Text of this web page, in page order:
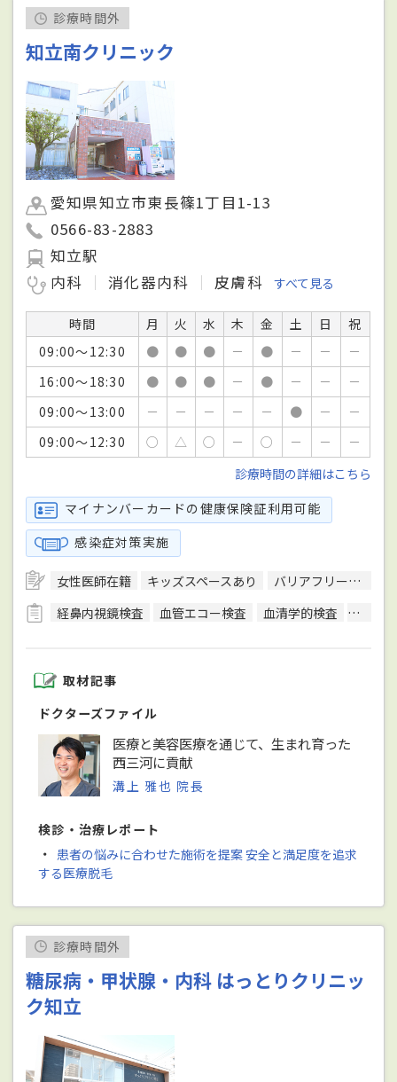
診療時間外
知立南クリニック
愛知県知立市東長篠1丁目1-13
0566-83-2883
知立駅
内科
消化器内科 皮膚科 すべて見る
時間 月 火 水 木 金 土 日
祝
09:00～12:30
● ● ● － ● － －
－
16:00～18:30
● ● ● － ● － －
－
09:00～13:00
－ － － － － ● －
－
09:00～12:30
○ △ ○ － ○ － －
－
診療時間の詳細はこちら
マイナンバーカードの健康保険証利用可能
感染症対策実施
女性医師在籍 キッズスペースあり バリアフリー対応
経鼻内視鏡検査
血管エコー検査 血清学的検査 顕微鏡
取材記事
ドクターズファイル
医療と美容医療を通じて、生まれ育った
西三河に貢献
溝上 雅也 院長
検診・治療レポート
・ 患者の悩みに合わせた施術を提案 安全と満足度を追求
する医療脱毛
診療時間外
糖尿病・甲状腺・内科 はっとりクリニッ
ク知立